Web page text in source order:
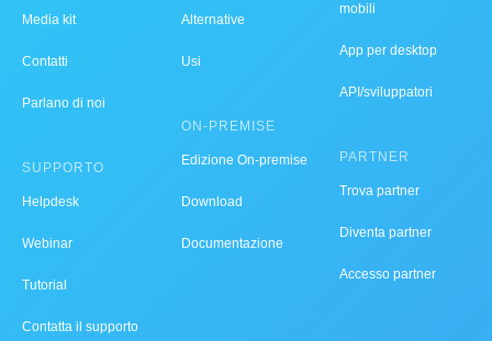
Media kit
Contatti
Parlano di noi
SUPPORTO
Helpdesk
Webinar
Tutorial
Contatta il supporto
Alternative
Usi
ON-PREMISE
Edizione On-premise
Download
Documentazione
mobili
App per desktop
API/sviluppatori
PARTNER
Trova partner
Diventa partner
Accesso partner